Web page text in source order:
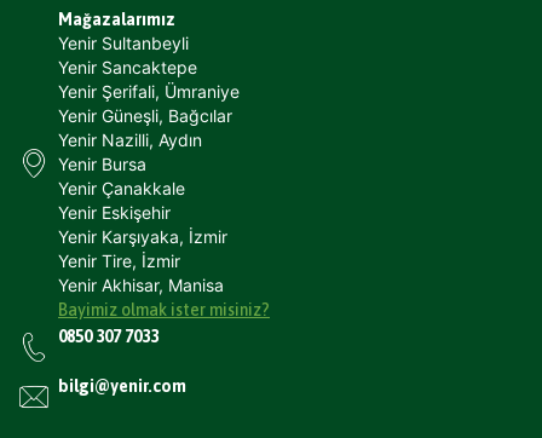
Mağazalarımız
Yenir Sultanbeyli
Yenir Sancaktepe
Yenir Şerifali, Ümraniye
Yenir Güneşli, Bağcılar
Yenir Nazilli, Aydın
Yenir Bursa
Yenir Çanakkale
Yenir Eskişehir
Yenir Karşıyaka, İzmir
Yenir Tire, İzmir
Yenir Akhisar, Manisa
Bayimiz olmak ister misiniz?
0850 307 7033
bilgi@yenir.com